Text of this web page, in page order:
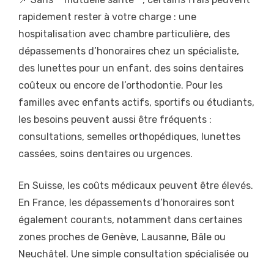
rapidement rester à votre charge : une
hospitalisation avec chambre particulière, des
dépassements d’honoraires chez un spécialiste,
des lunettes pour un enfant, des soins dentaires
coûteux ou encore de l’orthodontie. Pour les
familles avec enfants actifs, sportifs ou étudiants,
les besoins peuvent aussi être fréquents :
consultations, semelles orthopédiques, lunettes
cassées, soins dentaires ou urgences.
En Suisse, les coûts médicaux peuvent être élevés.
En France, les dépassements d’honoraires sont
également courants, notamment dans certaines
zones proches de Genève, Lausanne, Bâle ou
Neuchâtel. Une simple consultation spécialisée ou